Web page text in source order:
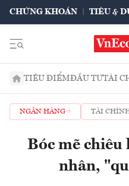
CHỨNG KHOÁN TIÊU &
TIÊU ĐIỂMĐẦU TƯTÀI
NGÂN HÀNG TÀI
Bóc mẽ chiêu
nhân,